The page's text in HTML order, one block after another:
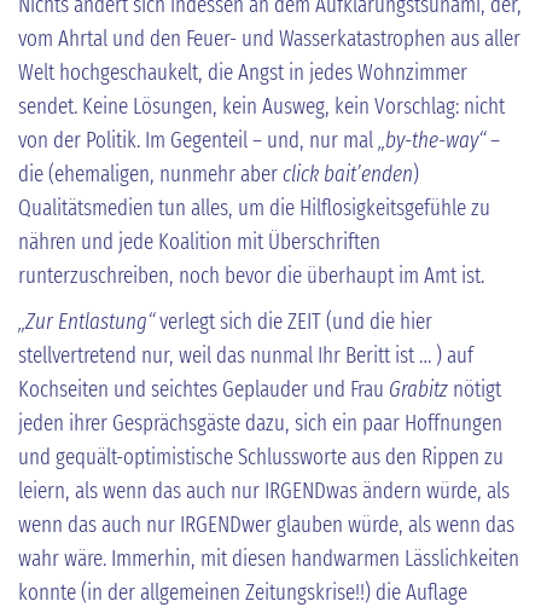
vom Ahrtal und den Feuer- und Wasserkatastrophen aus aller
Welt hochgeschaukelt, die Angst in jedes Wohnzimmer
sendet. Keine Lösungen, kein Ausweg, kein Vorschlag: nicht
von der Politik. Im Gegenteil – und, nur mal „by-the-way“–
die (ehemaligen, nunmehr aberclick bait’enden)
Qualitätsmedien tun alles, um die Hilflosigkeitsgefühle zu
nähren und jede Koalition mit Überschriften
runterzuschreiben, noch bevor die überhaupt im Amt ist.
„Zur Entlastung“verlegt sich die ZEIT (und die hier
stellvertretend nur, weil das nunmal Ihr Beritt ist … ) auf
Kochseiten und seichtes Geplauder und Frau Grabitz nötigt
jeden ihrer Gesprächsgäste dazu, sich ein paar Hoffnungen
und gequält-optimistische Schlussworte aus den Rippen zu
leiern, als wenn das auch nur IRGENDwas ändern würde, als
wenn das auch nur IRGENDwer glauben würde, als wenn das
wahr wäre. Immerhin, mit diesen handwarmen Lässlichkeiten
konnte (in der allgemeinen Zeitungskrise!!) die Auflage